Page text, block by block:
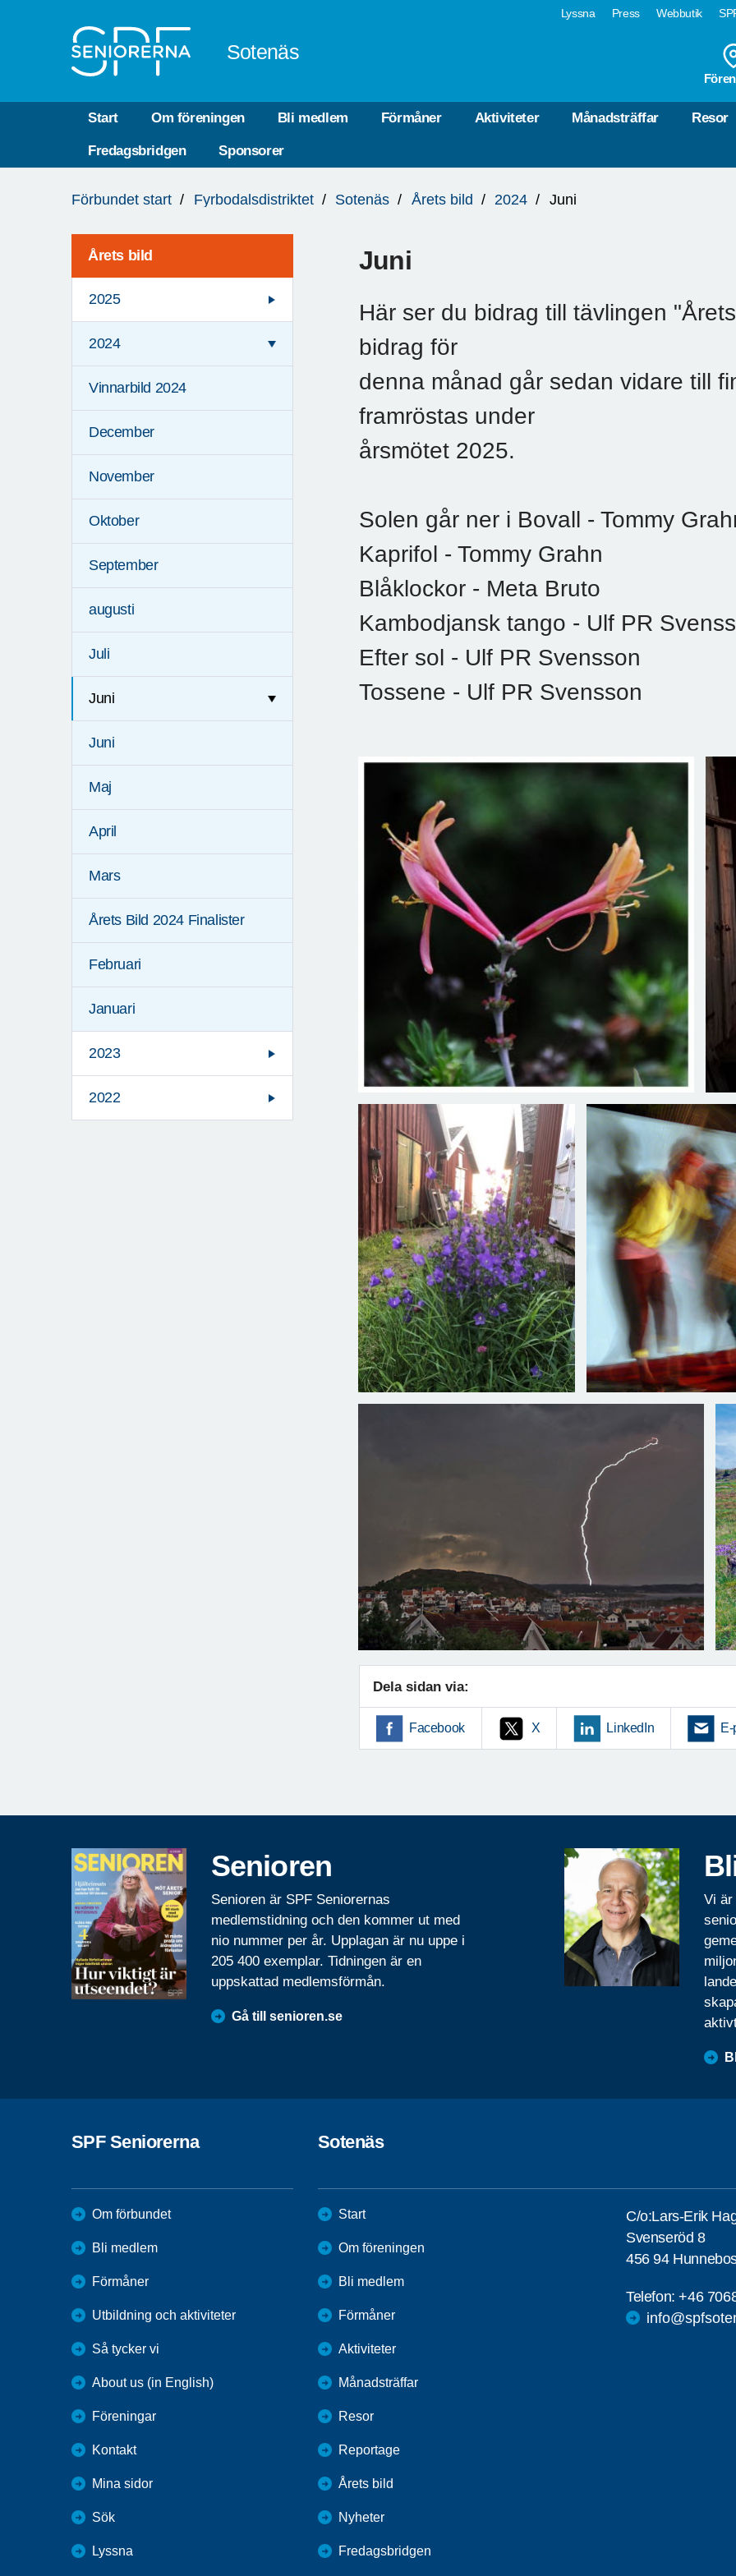
Lyssna Press Webbutik
Sotenäs
Start Om föreningen Bli medlem Förmåner Aktiviteter Månadsträffar Resor
Fredagsbridgen Sponsorer
är
Förbundet start Fyrbodalsdistriktet Sotenäs Årets bild 2024 Juni
Årets bild
2025
2024
Vinnarbild 2024
December
November
Oktober
September
augusti
Juli
Juni
Juni
Maj
April
Mars
Årets Bild 2024 Finalister
Februari
Januari
2023
2022
Juni
Här ser du bidrag till tävlingen
bidrag för
denna månad går sedan vidare till
framröstas under
årsmötet 2025.
Solen går ner i Bovall - Tommy
Kaprifol - Tommy Grahn
Blåklockor - Meta Bruto
Kambodjansk tango - Ulf PR
Efter sol - Ulf PR Svensson
Tossene - Ulf PR Svensson
Dela sidan via:
Facebook X LinkedIn
Senioren
Senioren är SPF Seniorernas
medlemstidning och den kommer ut med
nio nummer per år. Upplagan är nu uppe i
205 400 exemplar. Tidningen är en
uppskattad medlemsförmån.
Gå till senioren.se
Vi är
SPF Seniorerna
Om förbundet
Bli medlem
Förmåner
Utbildning och aktiviteter
Så tycker vi
About us (in English)
Föreningar
Kontakt
Mina sidor
Sök
Lyssna
Sotenäs
Start
Om föreningen
Bli medlem
Förmåner
Aktiviteter
Månadsträffar
Resor
Reportage
Årets bild
Nyheter
Fredagsbridgen
C/o:Lars-Erik
Svenseröd 8
456 94
Telefon:+46